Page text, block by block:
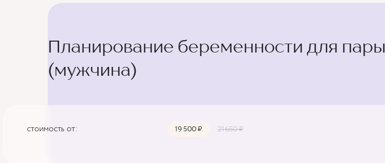
Планирование беременности для пары
(мужчина)
стоимость от: 19 500 ₽ 21 650 ₽